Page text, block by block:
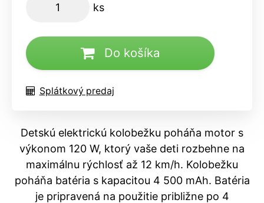
ks
Do košíka
Splátkový predaj
Detskú elektrickú kolobežku poháňa motor s
výkonom 120 W, ktorý vaše deti rozbehne na
maximálnu rýchlosť až 12 km/h. Kolobežku
poháňa batéria s kapacitou 4 500 mAh. Batéria
je pripravená na použitie približne po 4